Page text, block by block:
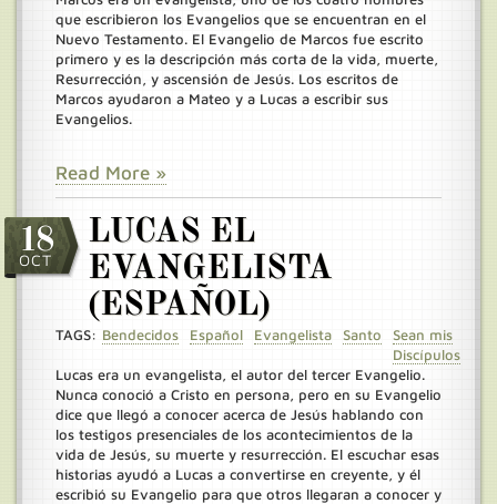
que escribieron los Evangelios que se encuentran en el
Nuevo Testamento. El Evangelio de Marcos fue escrito
primero y es la descripción más corta de la vida, muerte,
Resurrección, y ascensión de Jesús. Los escritos de
Marcos ayudaron a Mateo y a Lucas a escribir sus
Evangelios.
Read More »
18
OCT
LUCAS EL
EVANGELISTA
(ESPAÑOL)
TAGS: Bendecidos Español Evangelista Santo
Sean mis
Discípulos
Lucas era un evangelista, el autor del tercer Evangelio.
Nunca conoció a Cristo en persona, pero en su Evangelio
dice que llegó a conocer acerca de Jesús hablando con
los testigos presenciales de los acontecimientos de la
vida de Jesús, su muerte y resurrección. El escuchar esas
historias ayudó a Lucas a convertirse en creyente, y él
escribió su Evangelio para que otros llegaran a conocer y